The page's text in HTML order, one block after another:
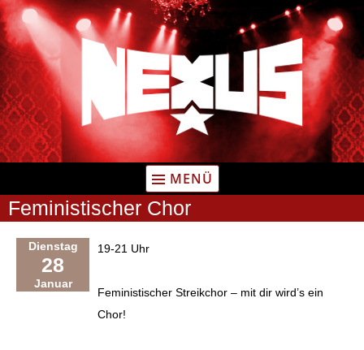
Zum
Inhalt
springen
MENÜ
Feministischer Chor
Dienstag
28
Januar
19-21 Uhr
Feministischer Streikchor – mit dir wird’s ein
Chor!